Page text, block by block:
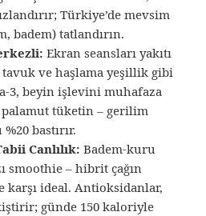
Türkiye’de mevsim
badem) tatlandırın.
Ekran seansları yakıtı
tavuk ve haşlama yeşillik gibi
3, beyin işlevini muhafaza
palamut tüketin – gerilim
bastırır.
Canlılık: Badem-kuru
smoothie – hibrit çağın
karşı ideal. Antioksidanlar,
günde 150 kaloriyle